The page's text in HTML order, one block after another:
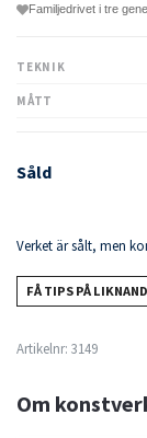
Familjedrivet i tre
TEKNIK
MÅTT
Såld
Verket är sålt, men
FÅ TIPS PÅ
Artikelnr: 3149
Om